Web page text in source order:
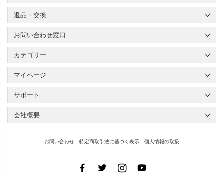
返品・交換
お問い合わせ窓口
カテゴリー
マイページ
サポート
会社概要
お問い合わせ 特定商取引法に基づく表示 個人情報の取扱